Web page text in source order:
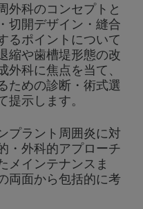
外科のコンセプトと
切開デザイン・縫合
るポイントについて
縮や歯槽堤形態の改
科に焦点を当て、
ための診断・術式選
示します。
プラント周囲炎に対
・外科的アプローチ
メインテナンスま
両面から包括的に考